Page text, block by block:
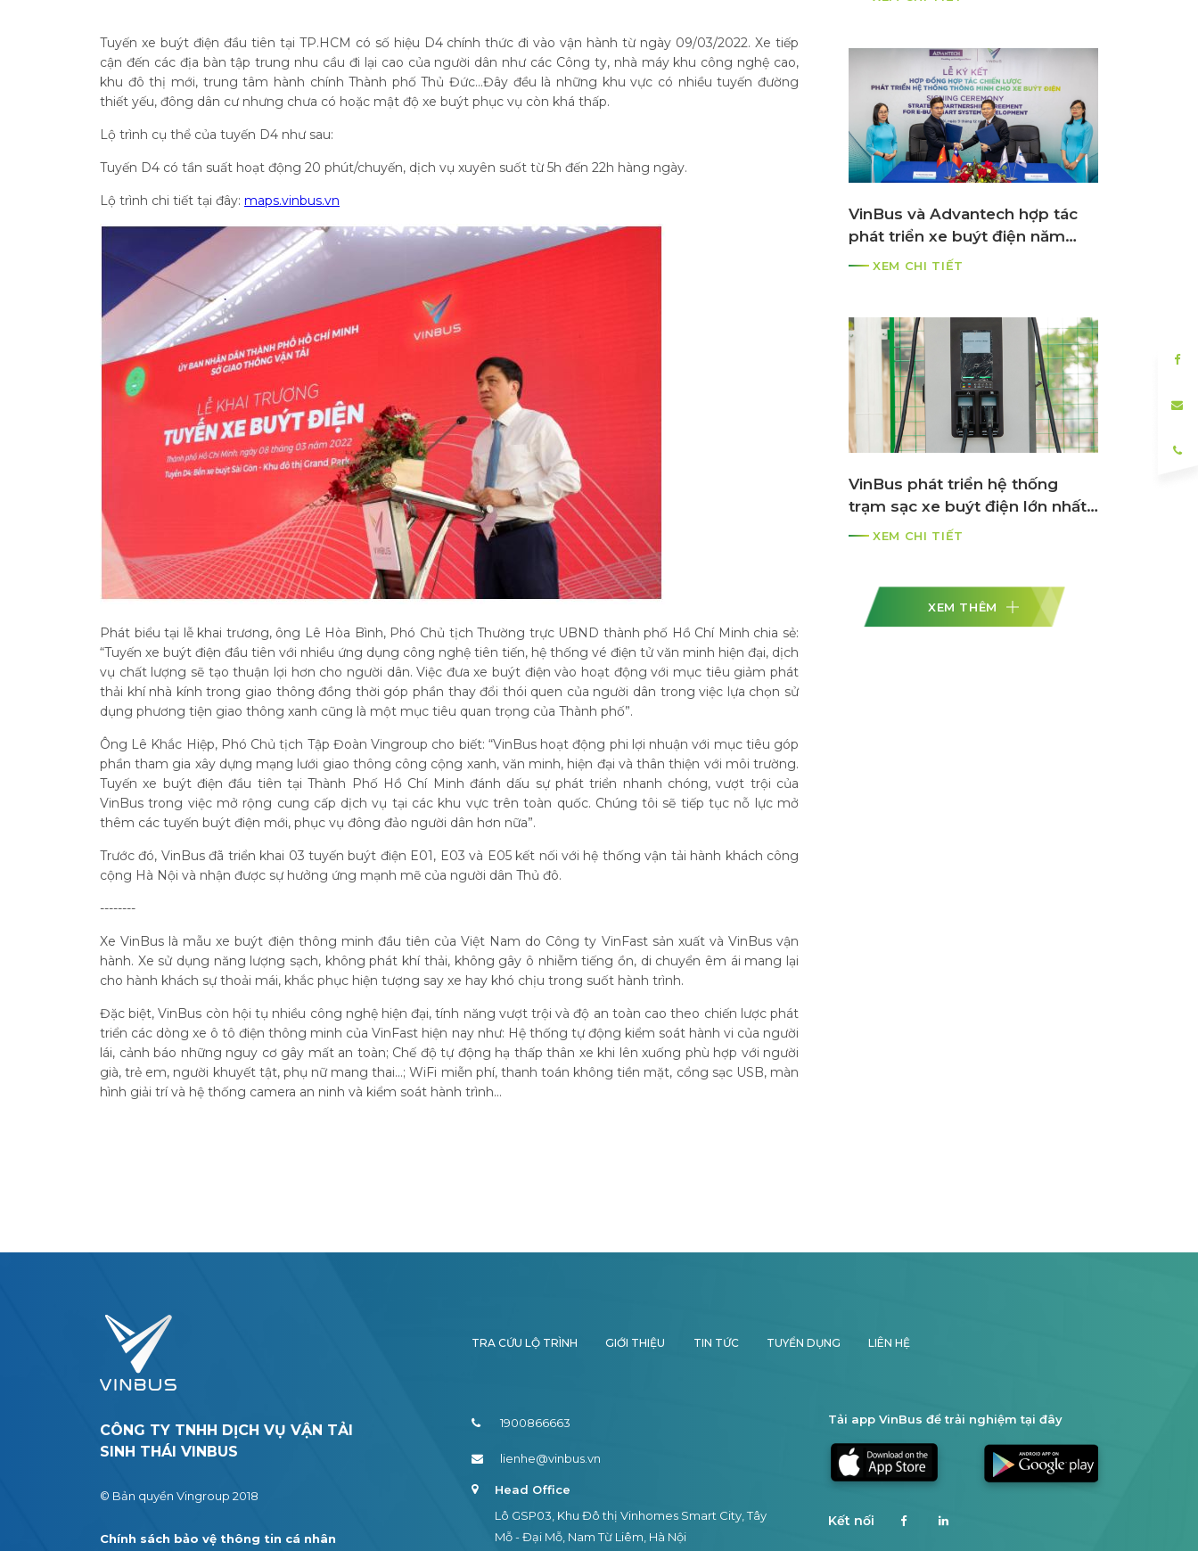
Tuyến xe buýt điện đầu tiên tại TP.HCM có số hiệu D4 chính thức đi vào vận hành từ ngày 09/03/2022. Xe tiếp
cận đến các địa bàn tập trung nhu cầu đi lại cao của người dân như các Công ty, nhà máy khu công nghệ cao,
khu đô thị mới, trung tâm hành chính Thành phố Thủ Đức…Đây đều là những khu vực có nhiều tuyến đường
thiết yếu, đông dân cư nhưng chưa có hoặc mật độ xe buýt phục vụ còn khá thấp.
Lộ trình cụ thể của tuyến D4 như sau:
Tuyến D4 có tần suất hoạt động 20 phút/chuyến, dịch vụ xuyên suốt từ 5h đến 22h hàng ngày.
Lộ trình chi tiết tại đây: maps.vinbus.vn
Phát biểu tại lễ khai trương, ông Lê Hòa Bình, Phó Chủ tịch Thường trực UBND thành phố Hồ Chí Minh chia sẻ:
“Tuyến xe buýt điện đầu tiên với nhiều ứng dụng công nghệ tiên tiến, hệ thống vé điện tử văn minh hiện đại, dịch
vụ chất lượng sẽ tạo thuận lợi hơn cho người dân. Việc đưa xe buýt điện vào hoạt động với mục tiêu giảm phát
thải khí nhà kính trong giao thông đồng thời góp phần thay đổi thói quen của người dân trong việc lựa chọn sử
dụng phương tiện giao thông xanh cũng là một mục tiêu quan trọng của Thành phố”.
Ông Lê Khắc Hiệp, Phó Chủ tịch Tập Đoàn Vingroup cho biết: “VinBus hoạt động phi lợi nhuận với mục tiêu góp
phần tham gia xây dựng mạng lưới giao thông công cộng xanh, văn minh, hiện đại và thân thiện với môi trường.
Tuyến xe buýt điện đầu tiên tại Thành Phố Hồ Chí Minh đánh dấu sự phát triển nhanh chóng, vượt trội của
VinBus trong việc mở rộng cung cấp dịch vụ tại các khu vực trên toàn quốc. Chúng tôi sẽ tiếp tục nỗ lực mở
thêm các tuyến buýt điện mới, phục vụ đông đảo người dân hơn nữa”.
Trước đó, VinBus đã triển khai 03 tuyến buýt điện E01, E03 và E05 kết nối với hệ thống vận tải hành khách công
cộng Hà Nội và nhận được sự hưởng ứng mạnh mẽ của người dân Thủ đô.
--------
Xe VinBus là mẫu xe buýt điện thông minh đầu tiên của Việt Nam do Công ty VinFast sản xuất và VinBus vận
hành. Xe sử dụng năng lượng sạch, không phát khí thải, không gây ô nhiễm tiếng ồn, di chuyển êm ái mang lại
cho hành khách sự thoải mái, khắc phục hiện tượng say xe hay khó chịu trong suốt hành trình.
Đặc biệt, VinBus còn hội tụ nhiều công nghệ hiện đại, tính năng vượt trội và độ an toàn cao theo chiến lược phát
triển các dòng xe ô tô điện thông minh của VinFast hiện nay như: Hệ thống tự động kiểm soát hành vi của người
lái, cảnh báo những nguy cơ gây mất an toàn; Chế độ tự động hạ thấp thân xe khi lên xuống phù hợp với người
già, trẻ em, người khuyết tật, phụ nữ mang thai…; WiFi miễn phí, thanh toán không tiền mặt, cổng sạc USB, màn
hình giải trí và hệ thống camera an ninh và kiểm soát hành trình...
VinBus và Advantech hợp tác
phát triển xe buýt điện năm
2021XEM CHI TIẾT
VinBus phát triển hệ thống
trạm sạc xe buýt điện lớn nhất
ASEAN
XEM CHI TIẾT
XEM THÊM
CÔNG TY TNHH DỊCH VỤ VẬN TẢI
SINH THÁI VINBUS
© Bản quyền Vingroup 2018
Chính sách bảo vệ thông tin cá nhân
TRA CỨU LỘ TRÌNH GIỚI THIỆU TIN TỨC TUYỂN DỤNG LIÊN HỆ
1900866663
lienhe@vinbus.vn
Head Office
Lô GSP03, Khu Đô thị Vinhomes Smart City, Tây
Mỗ - Đại Mỗ, Nam Từ Liêm, Hà Nội
Tải app VinBus để trải nghiệm tại đây
Kết nối